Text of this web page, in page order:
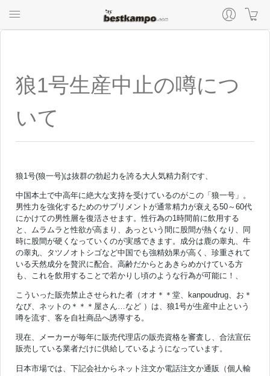
狼1号生産中止の噂につ
いて
狼1号(狼一号)は抜群の勃起力を誇る大人気精力剤です、
中国本土で中高年に絶大な支持を受けているのがこの「狼一号」。
男性力を強化するためのサプリメントが通常精力が衰える50～60代
にかけての男性層を復活させます。性行為の1時間前に飲用する
と、ムラムラと性欲が高まり、あっという間に股間が熱くなり、同
時に股間が硬くなっていくのが実感できます。成分は鹿の睾丸、牛
の睾丸、タツノオトシゴなど中国でも強精効果が高く、珍重されて
いる天然成分を贅沢に配合。高齢だからとあきらめかけている方
も、これを飲用することで若かりし頃のような行為が可能に！、
こういった販売禁止させられた者（オオ＊＊堂、kanpoudrug、お＊
なび、ネットの＊＊＊屋さん…など ）は、狼1号が生産中止という
噂を流す、客を自社商品へ誘導する。
現在、メーカーが毎年に販売代理店の販売資格を審査し、合法宣伝
販売している業者だけに供給しているようになっています。
日本市場では、下記会社からネット注文か電話注文か通販（個人輸